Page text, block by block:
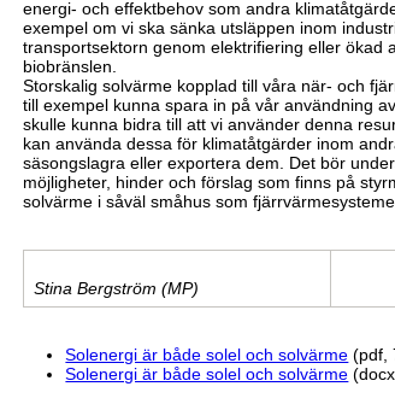
energi- ocheffektbehov som andra
exempel om vi ska sänka utsläppen inom
transportsektorn genom elektrifiering eller ökad
biobränslen.
Storskalig solvärme kopplad till våra när- och
till exempel kunna spara in på vår användning
skulle kunna bidra till att vi använder denna
kan använda dessa för klimatåtgärder inom
säsongslagra eller exportera dem. Det bör
möjligheter, hinder och förslag som finns på
solvärme i såväl småhus som
Stina Bergström (MP)
Solenergi är både solel och solvärme (pdf,
Solenergi är både solel och solvärme